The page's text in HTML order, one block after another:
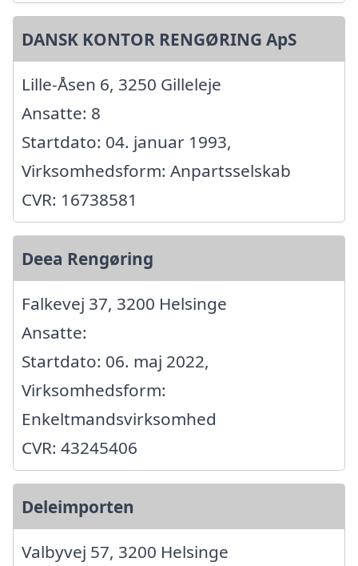
DANSK KONTOR RENGØRING ApS
Lille-Åsen 6, 3250 Gilleleje
Ansatte: 8
Startdato: 04. januar 1993,
Virksomhedsform: Anpartsselskab
CVR: 16738581
Deea Rengøring
Falkevej 37, 3200 Helsinge
Ansatte:
Startdato: 06. maj 2022,
Virksomhedsform:
Enkeltmandsvirksomhed
CVR: 43245406
Deleimporten
Valbyvej 57, 3200 Helsinge